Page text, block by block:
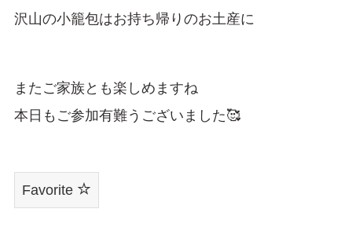
沢山の小籠包はお持ち帰りのお土産に
またご家族とも楽しめますね
本日もご参加有難うございました🥰
Favorite